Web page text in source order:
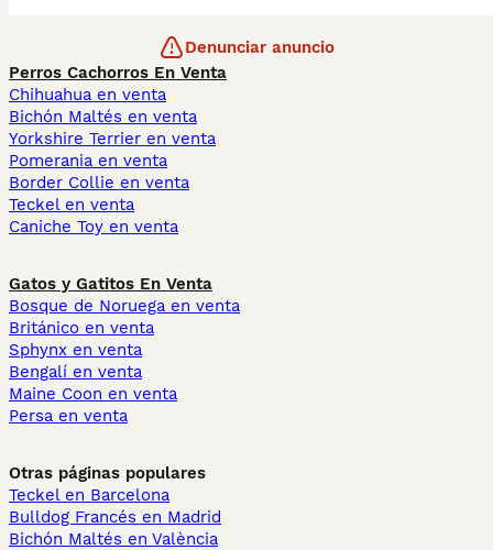
Denunciar anuncio
Perros Cachorros En Venta
Chihuahua en venta
Bichón Maltés en venta
Yorkshire Terrier en venta
Pomerania en venta
Border Collie en venta
Teckel en venta
Caniche Toy en venta
Gatos y Gatitos En Venta
Bosque de Noruega en venta
Británico en venta
Sphynx en venta
Bengalí en venta
Maine Coon en venta
Persa en venta
Otras páginas populares
Teckel en Barcelona
Bulldog Francés en Madrid
Bichón Maltés en València